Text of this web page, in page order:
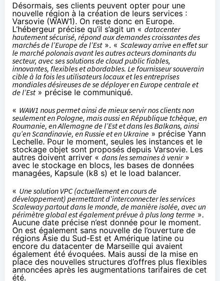
Désormais, ses clients peuvent opter pour une
nouvelle région à la création de leurs services :
Varsovie (WAW1). On reste donc en Europe.
L’hébergeur précise qu’il s’agit un « datacenter
hautement sécurisé, répond aux demandes croissantes des
marchés de l’Europe de l’Est». « Scaleway arrive en effet sur
le marché polonais avant les autres acteurs dominants du
secteur, avec ses solutions de cloud public fiables,
innovantes, flexibles et abordables. Le fournisseur souverain
cible à la fois les utilisateurs locaux et les entreprises
mondiales désireuses de se déployer en Europe centrale et
de l’Est» précise le communiqué.
« WAW1 nous permet ainsi de mieux servir nos clients non
seulement en Pologne, mais aussi en République tchèque, en
Roumanie, en Allemagne de l’Est et dans les Balkans, ainsi
qu’en Scandinavie, en Russie et en Ukraine » précise Yann
Lechelle. Pour le moment, seules les instances et le
stockage objet sont proposés depuis Varsovie. Les
autres doivent arriver « dans les semaines à venir»
avec le stockage en blocs, les bases de données
managées, Kapsule (k8 s) et le load balancer.
« Une solution VPC (actuellement en cours de
développement) permettant d’interconnecter les services
Scaleway partout dans le monde, de manière isolée, avec un
périmètre global est également prévue à plus long terme ».
Aucune date précise n’est donnée pour le moment.
On est également sans nouvelle de l’ouverture de
régions Asie du Sud-Est et Amérique latine ou
encore du datacenter de Marseille qui avaient
également été évoquées. Mais aussi de la mise en
place des nouvelles structures d’offres plus flexibles
annoncées après les augmentations tarifaires de cet
été.